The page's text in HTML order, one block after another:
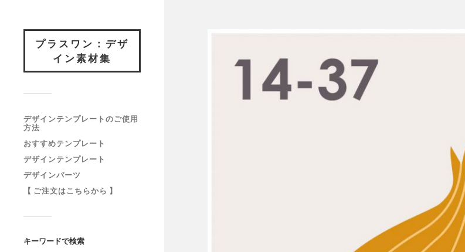
プラスワン：デザ
イン素材集
デザインテンプレートのご使用
方法
おすすめテンプレート
デザインテンプレート
デザインパーツ
【 ご注文はこちらから 】
キーワードで検索